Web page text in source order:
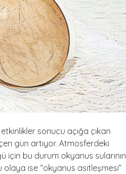
sonucu açığa çıkan
gün artıyor. Atmosferdeki
bu durum okyanus sularının
ise “okyanus asitleşmesi”